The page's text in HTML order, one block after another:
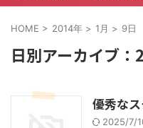
HOME > 2014年 > 1月 > 9日
日別アーカイブ
優秀な
2025/7/